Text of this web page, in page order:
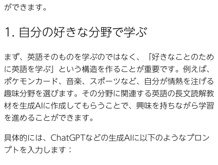
ができます。
1. 自分の好きな分野で学ぶ
まず、英語そのものを学ぶのではなく、「好きなことのため
に英語を学ぶ」という構造を作ることが重要です。例えば、
ポケモンカード、音楽、スポーツなど、自分が情熱を注げる
趣味分野を選びます。その分野に関連する英語の長文読解教
材を生成AIに作成してもらうことで、興味を持ちながら学習
を進めることができます。
具体的には、ChatGPTなどの生成AIに以下のようなプロン
プトを入力します：